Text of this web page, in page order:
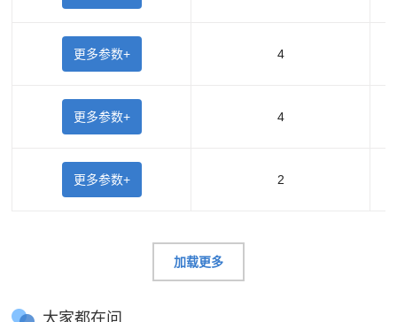
更多参数+ 4
更多参数+ 4
更多参数+ 2
加载更多